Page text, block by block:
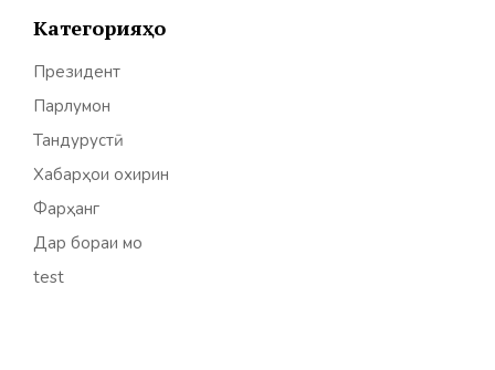
Категорияҳо
Президент
Парлумон
Тандурустӣ
Хабарҳои охирин
Фарҳанг
Дар бораи мо
test